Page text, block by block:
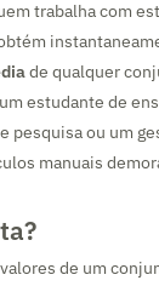
trabalha com
de qualquer
estudante de
pesquisa ou um
manuais
de um